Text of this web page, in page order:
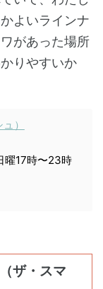
よいラインナ
があった場所
りやすいか
）
曜17時〜23時
ザ・スマ